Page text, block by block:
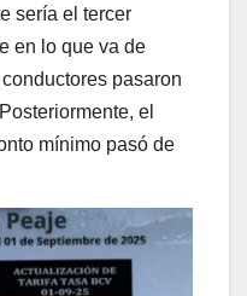
sería el tercer
en lo que va de
pasaron
el
mínimo pasó de